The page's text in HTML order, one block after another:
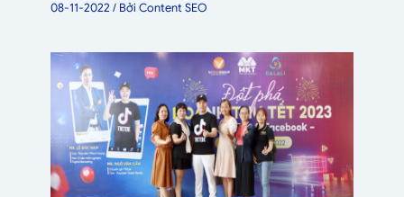
08-11-2022/ BởiContent SEO